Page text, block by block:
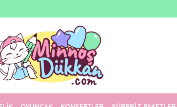
1500 TL Üzeri Ücretsiz Kargo
Tüm Siparişler Aynı Gün Kargoda!
En Eğlenceli Kırtasiyesi!